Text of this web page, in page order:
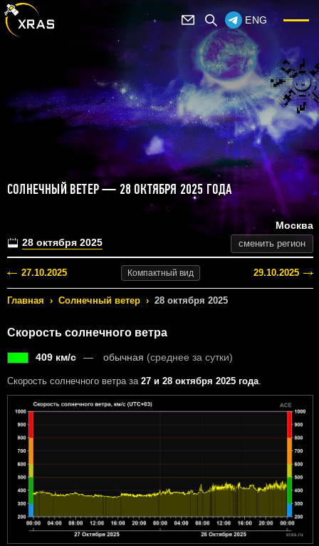
ENG
СОЛНЕЧНЫЙ ВЕТЕР — 28 ОКТЯБРЯ 2025 ГОДА
28 октября 2025
Москва
сменить регион
27.10.2025 Компактный вид 29.10.2025
Главная › Солнечный ветер › 28 октября 2025
Скорость солнечного ветра
409 км/с обычная (среднее за сутки)
Скорость солнечного ветра за 27 и 28 октября 2025 года